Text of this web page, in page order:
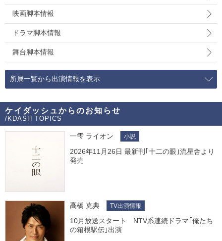
映画脚本情報
ドラマ脚本情報
舞台脚本情報
所属一覧から出演情報を表示
ケイダッシュからのお知らせ
/KDASH TOPICS
一雫 ライオン 小説
2026年11月26日 最新刊｢十二の眼｣流星舎より
発売
高橋 克典 TV出演情報
10月放送スタート NTV系連続ドラマ｢俺たち
の箱根駅伝｣出演